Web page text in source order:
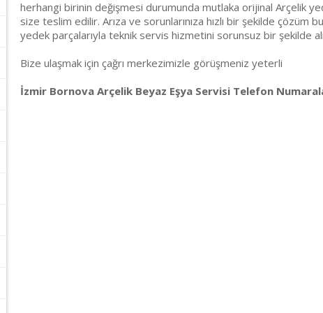
herhangi birinin değişmesi durumunda mutlaka orijinal Arçelik
size teslim edilir. Arıza ve sorunlarınıza hızlı bir şekilde çözüm
yedek parçalarıyla teknik servis hizmetini sorunsuz bir şekilde
Bize ulaşmak için çağrı merkezimizle görüşmeniz yeterli
İzmir Bornova Arçelik Beyaz Eşya Servisi Telefon